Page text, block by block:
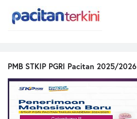
PMB STKIP PGRI Pacitan 2025/2026